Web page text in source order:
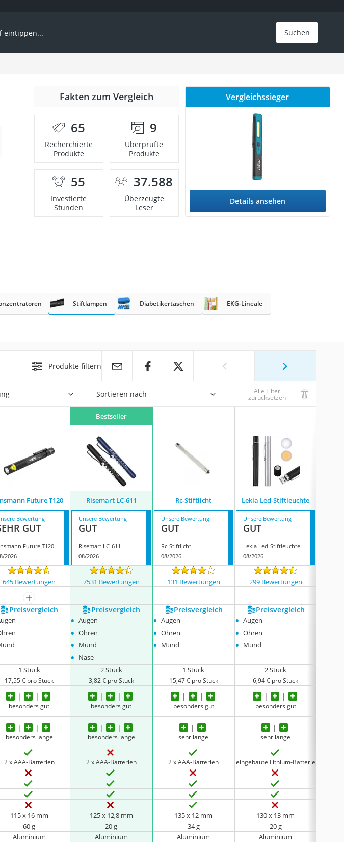
Suchen
Fakten zum Vergleich
65
Recherchierte
Produkte
9
Überprüfte
Produkte
55
Investierte
Stunden
37.588
Überzeugte
Leser
Vergleichssieger
Details ansehen
Stiftlampen Diabetikertaschen EKG-Lineale
Produkte filtern
Sortieren nach Alle Filter
zurücksetzen
Bestseller
Future T120 Risemart ‎LC-611 Rc-Stiftlicht Lekia Led-Stiftleuchte
Bewertung
GUT
Future T120
2026
Unsere Bewertung
GUT
Risemart ‎LC-611
08/2026
Unsere Bewertung
GUT
Rc-Stiftlicht
08/2026
Unsere Bewertung
GUT
Lekia Led-Stiftleuchte
08/2026
645 Bewertungen 7531 Bewertungen 131 Bewertungen 299 Bewertungen
mehr anzeigen
Preis­vergleich Preis­vergleich Preis­vergleich Preis­vergleich
• Augen
• Ohren
• Mund
• Nase
• Augen
• Ohren
• Mund
• Augen
• Ohren
• Mund
1 Stück
17,55 € pro Stück
2 Stück
3,82 € pro Stück
1 Stück
15,47 € pro Stück
2 Stück
6,94 € pro Stück
besonders gut besonders gut besonders gut besonders gut
besonders lange besonders lange sehr lange sehr lange
2 x AAA-Batterien 2 x AAA-Batterien 2 x AAA-Batterien eingebaute Lithium-Batterie
115 x 16 mm 125 x 12,8 mm 135 x 12 mm 130 x 13 mm
60 g 20 g 34 g
20 g
Aluminium Aluminium Aluminium Aluminium